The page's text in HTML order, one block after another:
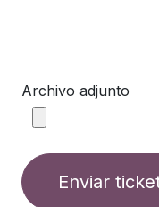
Archivo adjunto
Enviar